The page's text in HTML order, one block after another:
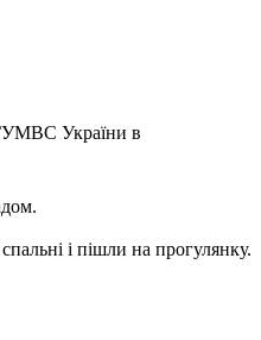
ГУМВС України в
і пішли на прогулянку.